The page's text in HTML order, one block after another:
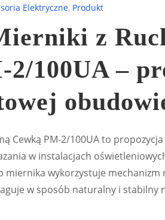
Elektryczne, Produkt
z
2/100UA –
Cewką PM-2/100UA to
w instalacjach
miernika wykorzystuje mechanizm
w sposób naturalny i stabilny